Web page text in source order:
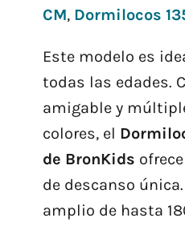
CM, Dormilocos
Este modelo es
todas las edades.
amigable y
colores, el
de BronKids
de descanso
amplio de hasta